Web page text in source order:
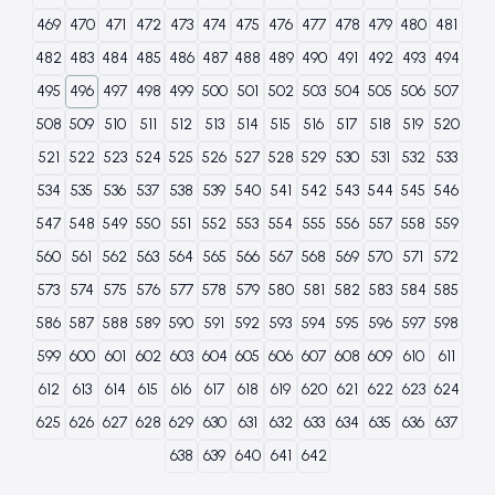
469 470 471 472 473 474 475 476 477 478 479 480 481
482 483 484 485 486 487 488 489 490 491 492 493 494
495 496 497 498 499 500 501 502 503 504 505 506 507
508 509 510 511 512 513 514 515 516 517 518 519 520
521 522 523 524 525 526 527 528 529 530 531 532
533
534 535 536 537 538 539 540 541 542 543 544 545 546
547 548 549 550 551 552 553 554 555 556 557 558 559
560 561 562 563 564 565 566 567 568 569 570 571
572
573 574 575 576 577 578 579 580 581 582 583 584 585
586 587 588 589 590 591 592 593 594 595 596 597 598
599 600 601 602 603 604 605 606 607 608 609 610
611
612
613 614 615 616 617 618 619 620 621 622 623 624
625 626 627 628 629 630 631 632 633 634 635 636 637
638 639 640 641 642